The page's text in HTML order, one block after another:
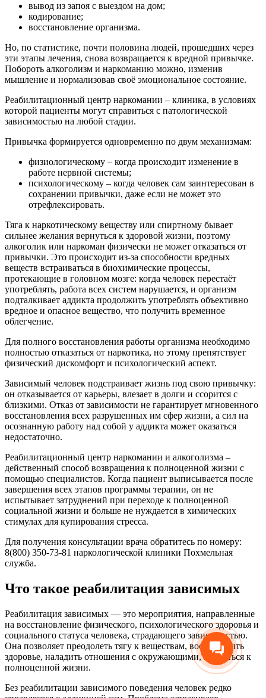
вывод из запоя с выездом на дом;
кодирование;
восстановление организма.
Но, по статистике, почти половина людей, прошедших через
эти этапы лечения, снова возвращается к вредной привычке.
Побороть алкоголизм и наркоманию можно, изменив
мышление и нормализовав своё эмоциональное состояние.
Реабилитационный центр наркомании – клиника, в условиях
которой пациенты могут справиться с патологической
зависимостью на любой стадии.
Привычка формируется одновременно по двум механизмам:
физиологическому – когда происходит изменение в
работе нервной системы;
психологическому – когда человек сам заинтересован в
сохранении привычки, даже если не может это
отрефлексировать.
Тяга к наркотическому веществу или спиртному бывает
сильнее желания вернуться к здоровой жизни, поэтому
алкоголик или наркоман физически не может отказаться от
привычки. Это происходит из-за способности вредных
веществ встраиваться в биохимические процессы,
протекающие в головном мозге: когда человек перестаёт
употреблять, работа всех систем нарушается, и организм
подталкивает аддикта продолжить употреблять объективно
вредное и опасное вещество, что получить временное
облегчение.
Для полного восстановления работы организма необходимо
полностью отказаться от наркотика, но этому препятствует
физический дискомфорт и психологический аспект.
Зависимый человек подстраивает жизнь под свою привычку:
он отказывается от карьеры, влезает в долги и ссорится с
близкими. Отказ от зависимости не гарантирует мгновенного
восстановления всех разрушенных им сфер жизни, а сил на
осознанную работу над собой у аддикта может оказаться
недостаточно.
Реабилитационный центр наркомании и алкоголизма –
действенный способ возвращения к полноценной жизни с
помощью специалистов. Когда пациент выписывается после
завершения всех этапов программы терапии, он не
испытывает затруднений при переходе к полноценной
социальной жизни и больше не нуждается в химических
стимулах для купирования стресса.
Для получения консультации врача обратитесь по номеру:
8(800) 350-73-81 наркологической клиники Похмельная
служба.
Что такое реабилитация зависимых
Реабилитация зависимых — это мероприятия, направленные
на восстановление физического, психологического здоровья и
социального статуса человека, страдающего зависимостью.
Она позволяет преодолеть тягу к веществам, восстановить
здоровье, наладить отношения с окружающими, вернуться к
полноценной жизни.
Без реабилитации зависимого поведения человек редко